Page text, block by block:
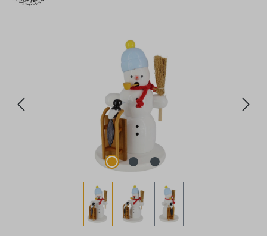
Bildergalerie überspringen